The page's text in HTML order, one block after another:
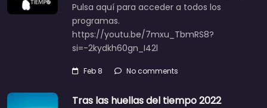
Pulsa aquí para acceder a todos los
programas.
https://youtu.be/7mxu_TbmRS8?
si=-2kydkh60gn_I42l
Feb 8 No comments
Tras las huellas del tiempo 2022